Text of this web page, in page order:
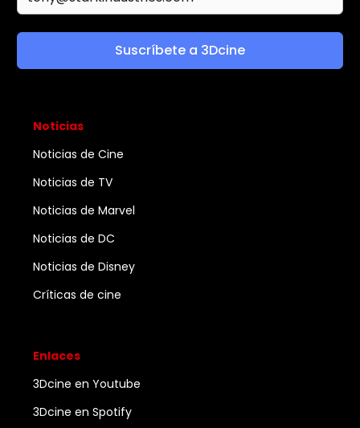
Suscríbete a 3Dcine
Noticias
Noticias de Cine
Noticias de TV
Noticias de Marvel
Noticias de DC
Noticias de Disney
Críticas de cine
Enlaces
3Dcine en Youtube
3Dcine en Spotify